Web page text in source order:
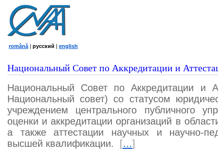
română | русский | english
Национальный Совет по Аккредитации и
Национальный Совет по Аккредитации и
Национальный совет) со статусом
учреждением центрального публичного
оценки и аккредитации организаций в
а также аттестации научных и научно-
высшей квалификации.
[…]